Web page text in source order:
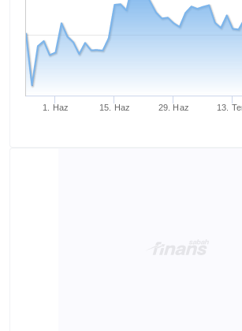
1. Haz 15. Haz 29. Haz 13.